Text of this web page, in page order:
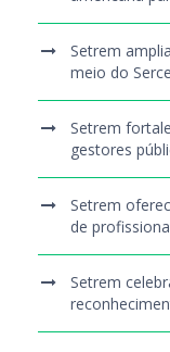
Setrem
meio do
Setrem
gestores
Setrem
de
Setrem